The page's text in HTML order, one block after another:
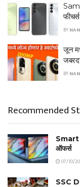
BY
जून
BY
Recommended
Smart
ऑफर्स
07/10/
SSC